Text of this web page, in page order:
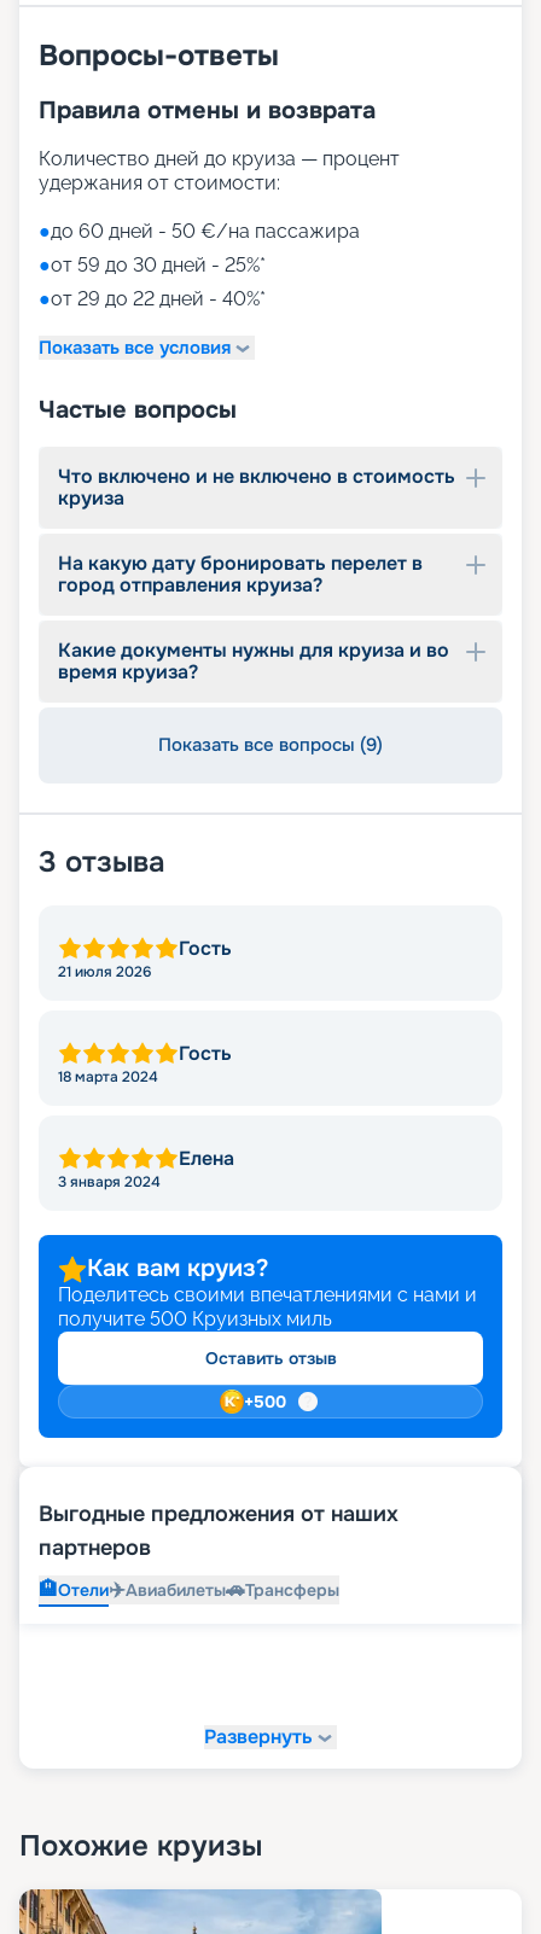
Вопросы-ответы
Правила отмены и возврата
Количество дней до круиза — процент
удержания от стоимости:
●до 60 дней - 50 €/на пассажира
●от 59 до 30 дней - 25%*
●от 29 до 22 дней - 40%*
Показать все условия
Частые вопросы
Что включено и не включено в стоимость
круиза
На какую дату бронировать перелет в
город отправления круиза?
Какие документы нужны для круиза и во
время круиза?
Показать все вопросы (9)
3 отзыва
Гость
21 июля 2026
Гость
18 марта 2024
Елена
3 января 2024
Как вам круиз?
Поделитесь своими впечатлениями с нами и
получите 500 Круизных миль
Оставить отзыв
+500
Выгодные предложения от наших
партнеров
🏨Отели✈️Авиабилеты🚗Трансферы
Развернуть
Похожие круизы